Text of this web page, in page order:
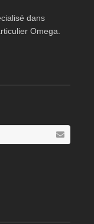
dans
Omega.